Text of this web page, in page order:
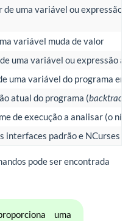
de uma variável ou expressão
variável muda de valor
uma variável ou expressão a
uma variável do programa em
atual do programa (backtrace
de execução a analisar (o
interfaces padrão e NCurses
pode ser encontrada
uma